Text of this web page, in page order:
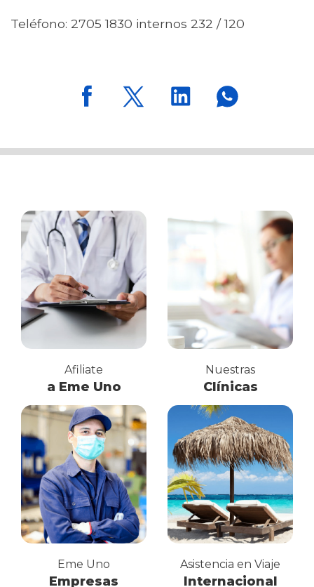
Teléfono: 2705 1830 internos 232 / 120
Afiliate
a Eme Uno
Nuestras
Clínicas
Eme Uno
Empresas
Asistencia en Viaje
Internacional